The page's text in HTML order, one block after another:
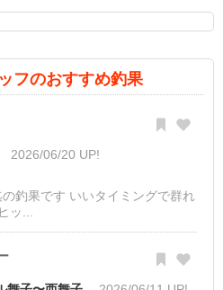
フのおすすめ釣果
2026/06/20 UP!
釣果です いいタイミングで群れ
ッ...